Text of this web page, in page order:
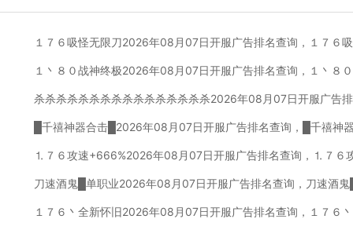
１７６吸怪无限刀2026年08月07日开服广告排名查询，１７６
１丶８０战神终极2026年08月07日开服广告排名查询，１丶８
杀杀杀杀杀杀杀杀杀杀杀杀杀杀杀杀2026年08月07日开服广告
█千禧神器合击█2026年08月07日开服广告排名查询，█千禧神
⒈７６攻速+666%2026年08月07日开服广告排名查询，⒈７６
刀速酒鬼█单职业2026年08月07日开服广告排名查询，刀速酒
１７６丶全新怀旧2026年08月07日开服广告排名查询，１７６